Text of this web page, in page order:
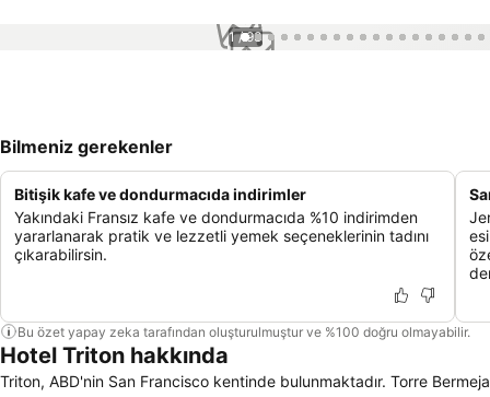
1 / 93
Bilmeniz gerekenler
Bitişik kafe ve dondurmacıda indirimler
Yakındaki Fransız kafe ve dondurmacıda %10 indirimden
yararlanarak pratik ve lezzetli yemek seçeneklerinin tadını
çıkarabilirsin.
Bu özet yapay zeka tarafından oluşturulmuştur ve %100 doğru olmayabilir.
Hotel Triton hakkında
Triton, ABD'nin San Francisco kentinde bulunmaktadır. Torre Bermeja